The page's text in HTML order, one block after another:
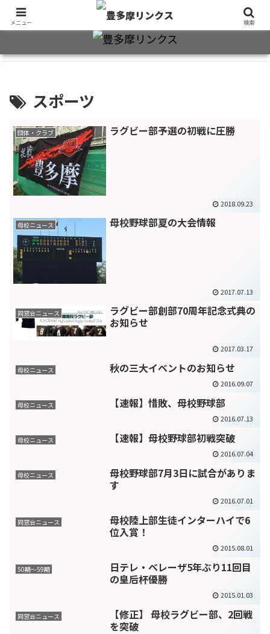
旧制十三中・都立豊多摩高卒業生2万7千人のための同窓会公式サイト
スポーツ
団体・クラブ ラグビー部予選の初戦に圧勝
2018.09.23
母校ニュース 母校野球部夏の大会情報
2017.07.13
同窓会ニュース
ラグビー部創部70周年記念式典の
お知らせ
2017.03.17
母校ニュース 秋の三大イベントのお知らせ
2016.09.07
母校ニュース 【速報】惜敗、母校野球部
2016.07.13
母校ニュース 【速報】母校野球部初戦突破
2016.07.04
母校ニュース
母校野球部7月3日に試合がありま
す
2016.07.01
同窓会ニュース
母校陸上部生徒インターハイで6
位入賞！
2015.08.01
50期～59期
日テレ・ベレーザ5年ぶり11回目
の皇后杯優勝
2015.01.03
同窓会ニュース
【修正】 母校ラグビー部、2回戦
を突破
メニュー 検索